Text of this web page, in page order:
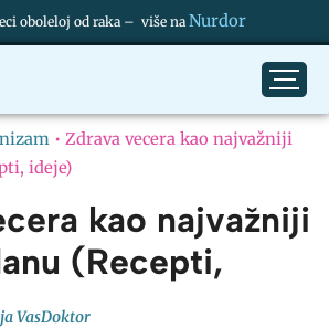
oboleloj od raka – više na Nurdor
• Zdrava vecera kao najvažniji
ideje)
kao najvažniji
(Recepti,
VasDoktor